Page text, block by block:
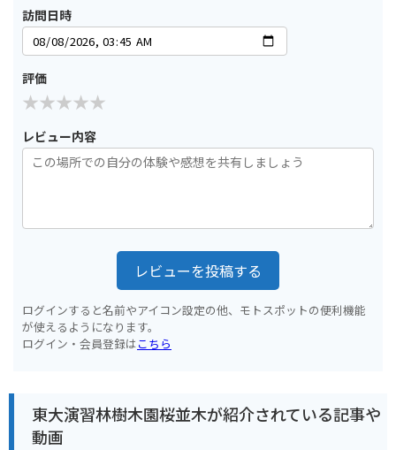
訪問日時
評価
レビュー内容
レビューを投稿する
ログインすると名前やアイコン設定の他、モトスポットの便利機能
が使えるようになります。
ログイン・会員登録はこちら
東大演習林樹木園桜並木が紹介されている記事や
動画